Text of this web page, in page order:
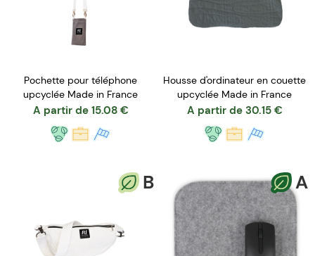
Pochette pour téléphone
upcyclée Made in France
A partir de 15.08 €
Housse d'ordinateur en couette
upcyclée Made in France
A partir de 30.15 €
B A